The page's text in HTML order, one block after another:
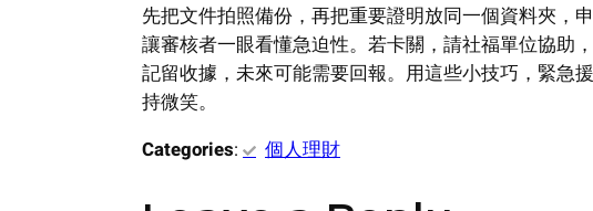
先把文件拍照備份，再把重要證明放同一個資料夾，
讓審核者一眼看懂急迫性。若卡關，請社福單位協助
記留收據，未來可能需要回報。用這些小技巧，緊急
持微笑。
Categories: 個人理財